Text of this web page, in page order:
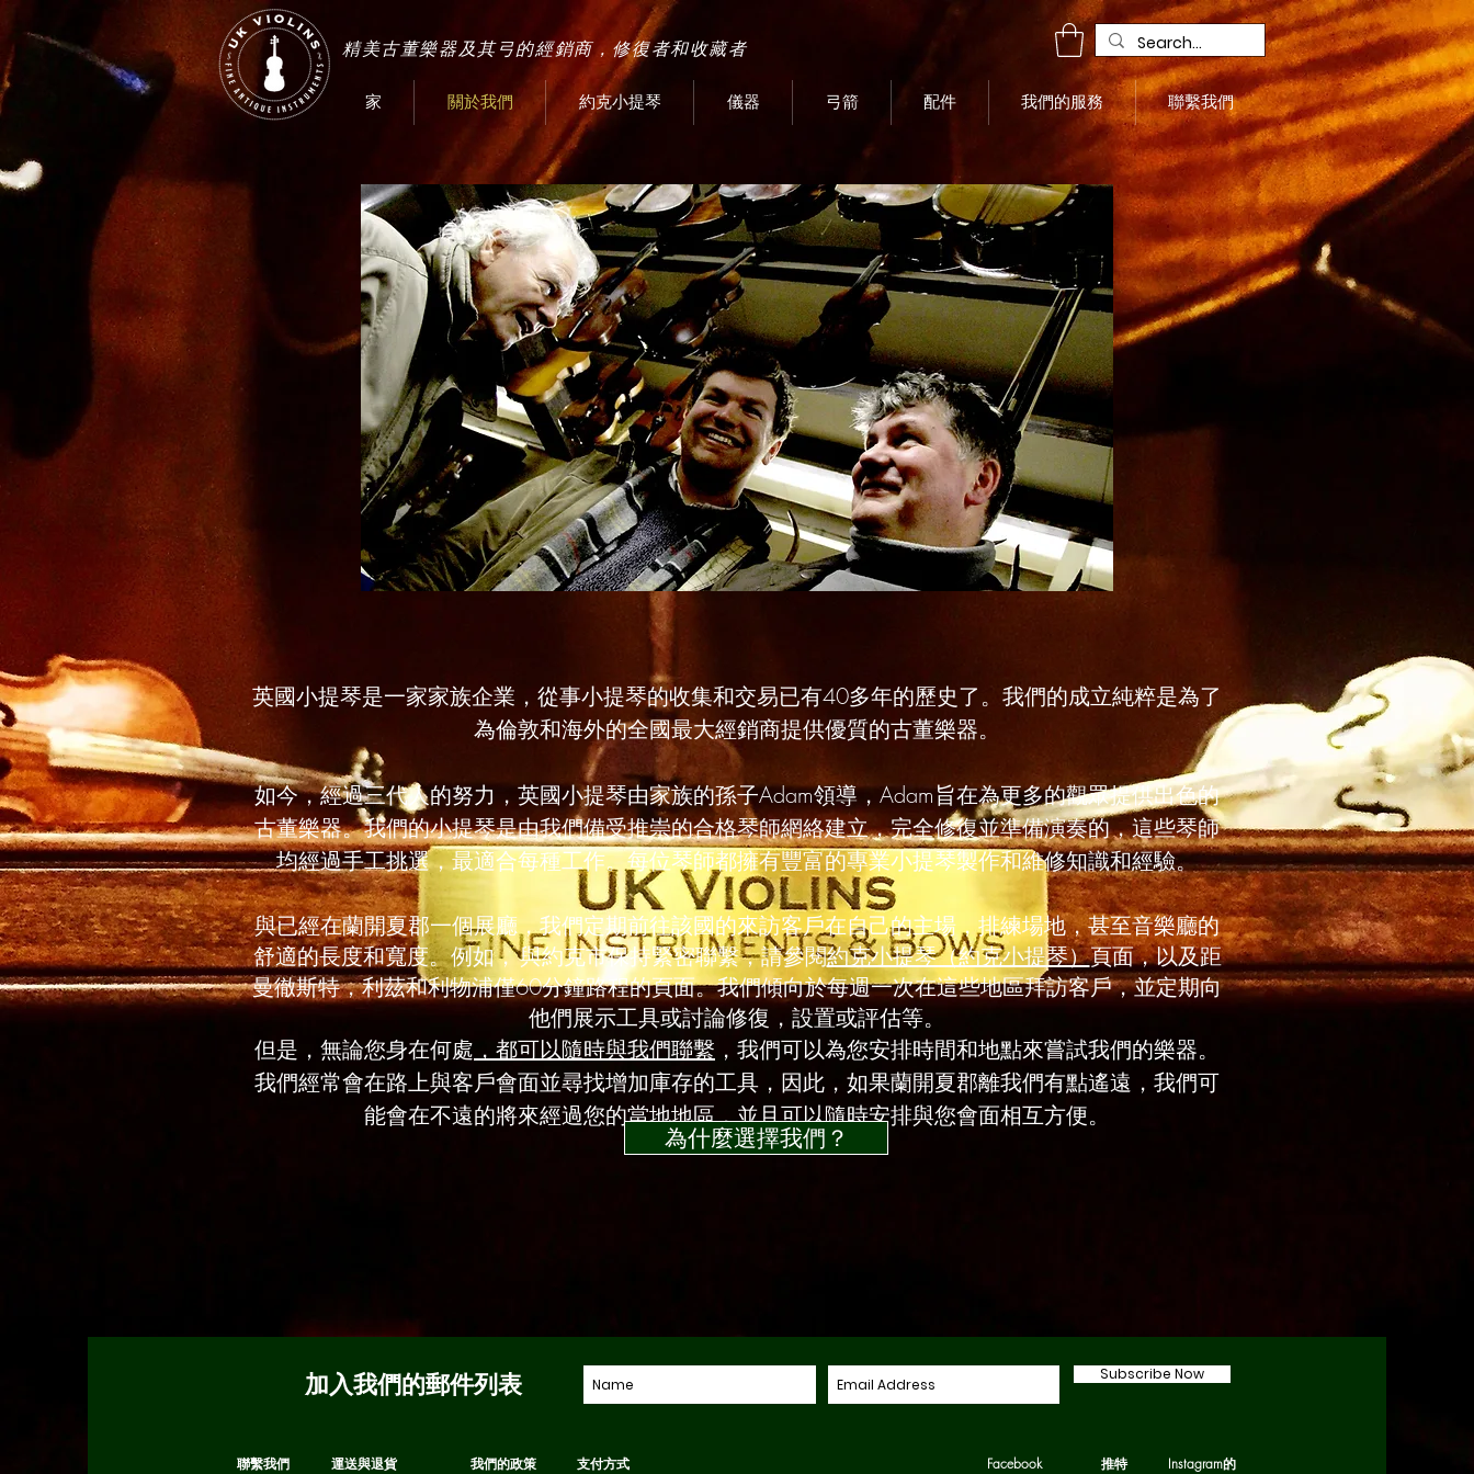
精美古董樂器及其弓的經銷商，修復者和收藏者
家 關於我們 約克小提琴 儀器 弓箭 配件 我們的服務 聯繫我們
英國小提琴是一家家族企業，從事小提琴的收集和交易已有40多年的歷史了。我們的成立純粹是為了
為倫敦和海外的全國最大經銷商提供優質的古董樂器。
如今，經過三代人的努力，英國小提琴由家族的孫子Adam領導，Adam旨在為更多的觀眾提供出色的
古董樂器。我們的小提琴是由我們備受推崇的合格琴師網絡建立，完全修復並準備演奏的，這些琴師
均經過手工挑選，最適合每種工作。每位琴師都擁有豐富的專業小提琴製作和維修知識和經驗。
與已經在蘭開夏郡一個展廳，我們定期前往該國的來訪客戶在自己的主場，排練場地，甚至音樂廳的
舒適的長度和寬度。例如，與約克市保持緊密聯繫，請參閱約克小提琴（約克小提琴）頁面，以及距
曼徹斯特，利茲和利物浦僅60分鐘路程的頁面。我們傾向於每週一次在這些地區拜訪客戶，並定期向
他們展示工具或討論修復，設置或評估等。
但是，無論您身在何處 ，都可以隨時與我們聯繫 ，我們可以為您安排時間和地點來嘗試我們的樂器。
我們經常會在路上與客戶會面並尋找增加庫存的工具，因此，如果蘭開夏郡離我們有點遙遠，我們可
能會在不遠的將來經過您的當地地區，並且可以隨時安排與您會面相互方便。
為什麼選擇我們？
Subscribe Now
加入我們的郵件列表
聯繫我們 運送與退貨 我們的政策 支付方式 Facebook 推特 Instagram的